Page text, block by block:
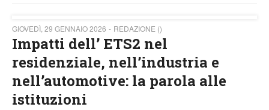
GIOVEDÌ, 29 GENNAIO 2026 REDAZIONE ()
Impatti dell’ ETS2 nel
residenziale, nell’industria e
nell’automotive: la parola alle
istituzioni